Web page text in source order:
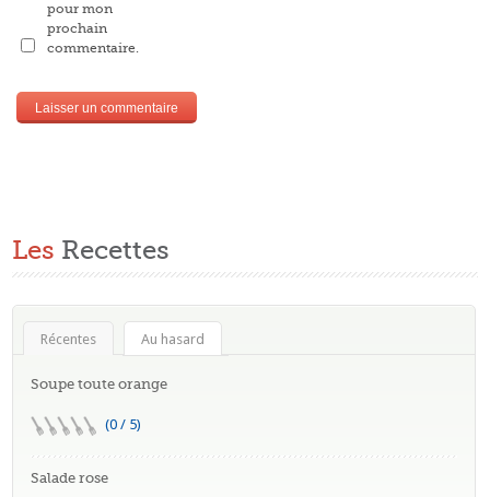
pour mon
prochain
commentaire.
Les Recettes
Récentes Au hasard
Soupe toute orange
(0 / 5)
Salade rose